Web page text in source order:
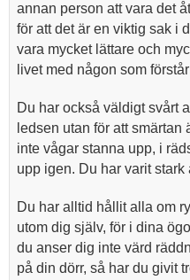
annan person att vara det
för att det är en viktig sak i
vara mycket lättare och
livet med någon som
Du har också väldigt svårt
ledsen utan för att smärtan
inte vågar stanna upp, i
upp igen. Du har varit
Du har alltid hållit alla om
utom dig själv, för i dina
du anser dig inte värd
på din dörr, så har du givit